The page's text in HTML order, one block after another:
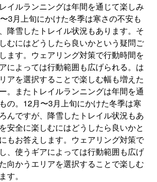
イルランニングは年間を通じて楽しみ
3月上旬にかけた冬季は寒さの不安も
降雪したトレイル状況もあります。そ
むにはどうしたら良いかという疑問ご
ます。ウェアリング対策で行動時間を
によっては行動範囲も広げられる。は
アを選択することで楽しむ幅も増えた
。またトレイルランニングは年間を通
の。12月〜3月上旬にかけた冬季は寒
んですが、降雪したトレイル状況もあ
安全に楽しむにはどうしたら良いかと
もお答えします。ウェアリング対策で
、使うギアによっては行動範囲も広げ
向かうエリアを選択することで楽しむ
す。